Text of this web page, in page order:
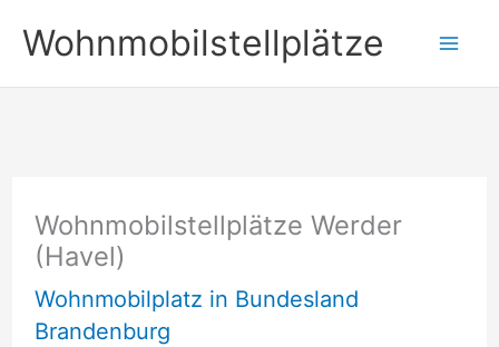
Inhalt
springen
Wohnmobilstellplätze
Wohnmobilstellplätze Werder
(Havel)
Wohnmobilplatz in Bundesland
Brandenburg